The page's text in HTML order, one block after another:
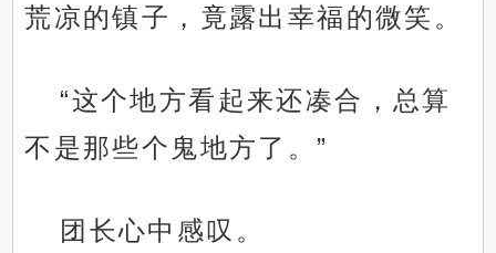
荒凉的镇子，竟露出幸福的微笑。
“这个地方看起来还凑合，总算
不是那些个鬼地方了。”
团长心中感叹。